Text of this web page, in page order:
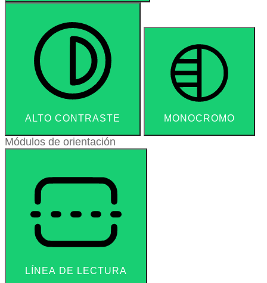
ALTO CONTRASTE MONOCROMO
Módulos de orientación
LÍNEA DE LECTURA